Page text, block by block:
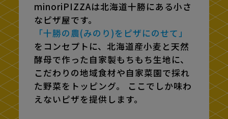
minoriPIZZAは北海道十勝にある小さ
なピザ屋です。
「十勝の農(みのり)をピザにのせて」
をコンセプトに、北海道産小麦と天然
酵母で作った自家製もちもち生地に、
こだわりの地域食材や自家菜園で採れ
た野菜をトッピング。 ここでしか味わ
えないピザを提供します。